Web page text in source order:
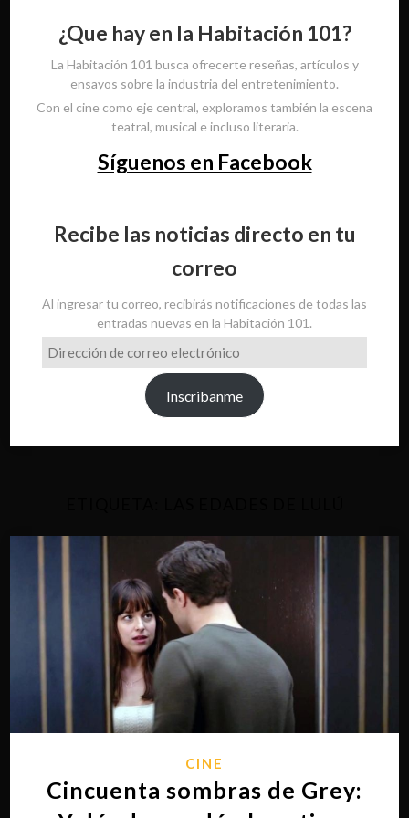
¿Que hay en la Habitación 101?
La Habitación 101 busca ofrecerte reseñas, artículos y
ensayos sobre la industria del entretenimiento.
Con el cine como eje central, exploramos también la escena
teatral, musical e incluso literaria.
Síguenos en Facebook
Recibe las noticias directo en tu
correo
Al ingresar tu correo, recibirás notificaciones de todas las
entradas nuevas en la Habitación 101.
Dirección
de
Inscribanme
CINE
Cincuenta sombras de Grey: